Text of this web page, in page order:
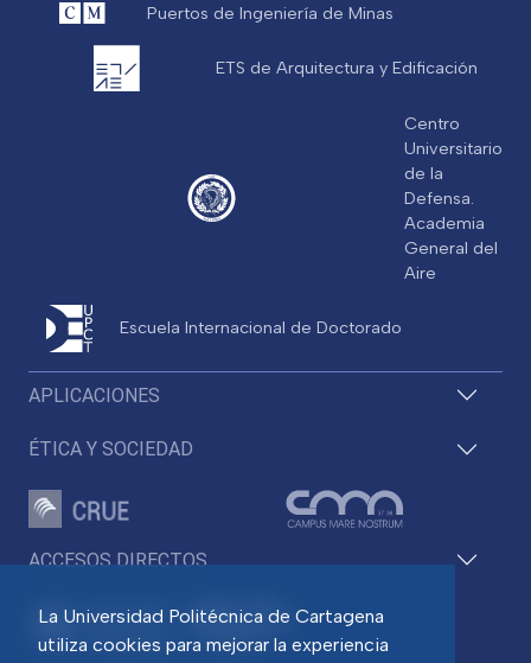
La Universidad Politécnica de Cartagena
utiliza cookies para mejorar la experiencia
ACCESOS DIRECTOS
APLICACIONES
ÉTICA Y SOCIEDAD
Puertos de Ingeniería de Minas
ETS de Arquitectura y Edificación
Centro
Universitario
de la
Defensa.
Academia
General del
Aire
Escuela Internacional de Doctorado